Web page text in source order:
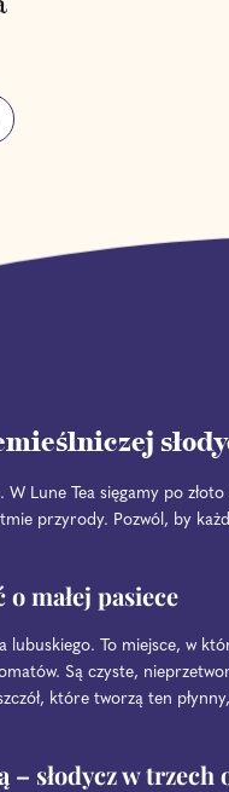
Lune Tea sięgamy po
przyrody. Pozwól, by
małej pasiece
lubuskiego. To miejsce, w
Są czyste,
które tworzą ten
słodycz w trzech